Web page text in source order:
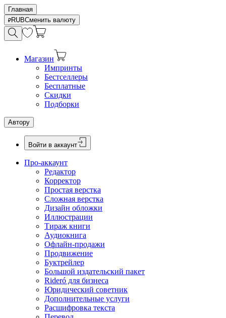
Главная
RUBСменить валюту
Магазин
Импринты
Бестселлеры
Бесплатные
Скидки
Подборки
Автору
Войти в аккаунт
Про-аккаунт
Редактор
Корректор
Простая верстка
Сложная верстка
Дизайн обложки
Иллюстрации
Тираж книги
Аудиокнига
Офлайн-продажи
Продвижение
Буктрейлер
Большой издательский пакет
Rideró для бизнеса
Юридический советник
Дополнительные услуги
Расшифровка текста